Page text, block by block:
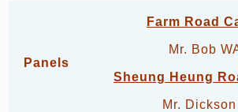
Panels
Farm Road
Mr. Bob
Sheung Heung
Mr. Dickson